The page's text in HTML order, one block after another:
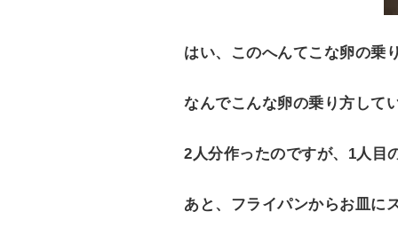
はい、このへんてこな卵の乗
なんでこんな卵の乗り方して
2人分作ったのですが、1人目
あと、フライパンからお皿に